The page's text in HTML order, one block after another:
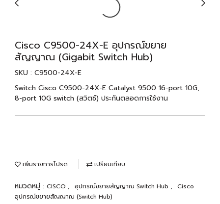
Cisco C9500-24X-E อุปกรณ์ขยาย
สัญญาณ (Gigabit Switch Hub)
SKU : C9500-24X-E
Switch Cisco C9500-24X-E Catalyst 9500 16-port 10G,
8-port 10G switch (สวิตช์) ประกันตลอดการใช้งาน
เพิ่มรายการโปรด เปรียบเทียบ
หมวดหมู่ : CISCO , อุปกรณ์ขยายสัญญาณ Switch Hub ,
Cisco
อุปกรณ์ขยายสัญญาณ (Switch Hub)